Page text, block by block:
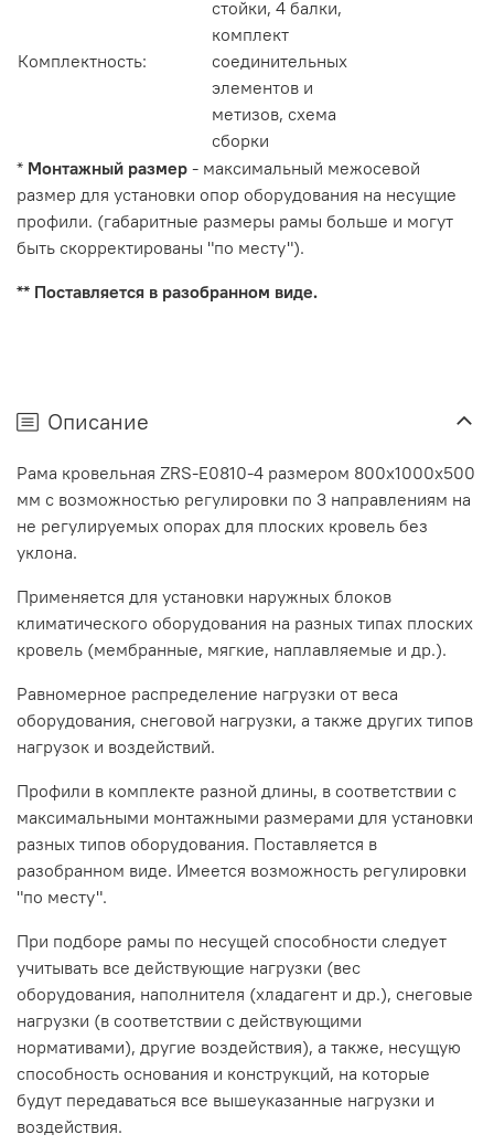
Комплектность:
стойки, 4 балки,
комплект
соединительных
элементов и
метизов, схема
сборки
* Монтажный размер - максимальный межосевой
размер для установки опор оборудования на несущие
профили. (габаритные размеры рамы больше и могут
быть скорректированы "по месту").
** Поставляется в разобранном виде.
Описание
Рама кровельная ZRS-E0810-4 размером 800х1000х500
мм с возможностью регулировки по 3 направлениям на
не регулируемых опорах для плоских кровель без
уклона.
Применяется для установки наружных блоков
климатического оборудования на разных типах плоских
кровель (мембранные, мягкие, наплавляемые и др.).
Равномерное распределение нагрузки от веса
оборудования, снеговой нагрузки, а также других типов
нагрузок и воздействий.
Профили в комплекте разной длины, в соответствии с
максимальными монтажными размерами для установки
разных типов оборудования. Поставляется в
разобранном виде. Имеется возможность регулировки
"по месту".
При подборе рамы по несущей способности следует
учитывать все действующие нагрузки (вес
оборудования, наполнителя (хладагент и др.), снеговые
нагрузки (в соответствии с действующими
нормативами), другие воздействия), а также, несущую
способность основания и конструкций, на которые
будут передаваться все вышеуказанные нагрузки и
воздействия.